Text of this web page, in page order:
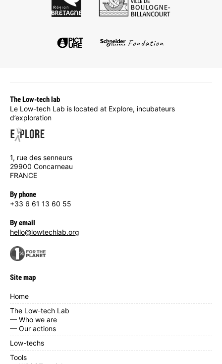
The Low-tech lab
Le Low-tech Lab is located at Explore, incubateurs
d’exploration
1, rue des senneurs
29900 Concarneau
FRANCE
By phone
+33 6 61 13 60 55
By email
hello@lowtechlab.org
Site map
Home
The Low-tech Lab
— Who we are
— Our actions
Low-techs
Tools